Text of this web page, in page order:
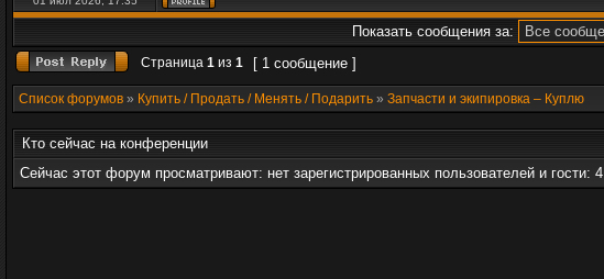
Показать сообщения за:
Страница 1 из 1 [ 1 сообщение ]
Список форумов » Купить / Продать / Менять / Подарить » Запчасти и экипировка – Куплю
Кто сейчас на конференции
Сейчас этот форум просматривают: нет зарегистрированных пользователей и гости: 4